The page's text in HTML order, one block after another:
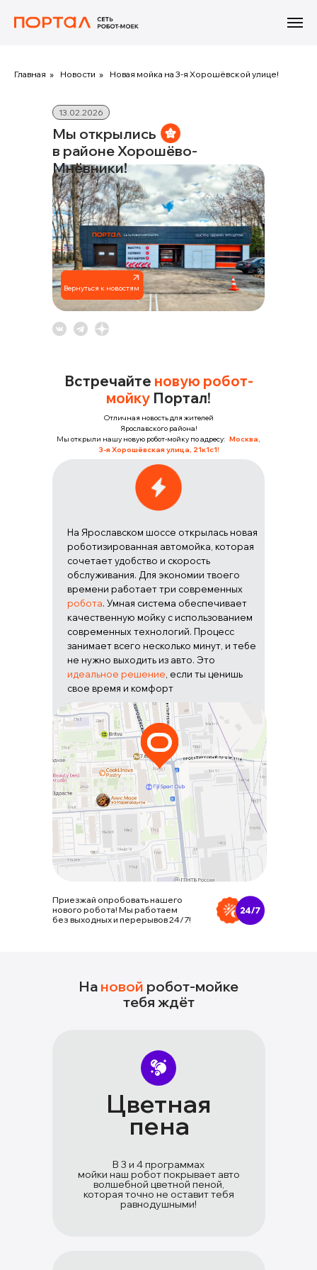
Главная » Новости » Новая мойка на 3-я Хорошёвской улице!
Мы открылись
в районе Хорошёво-
Мнёвники!
13.02.2026
Вернуться к новостям
Встречайте новую робот-
мойку Портал!
Отличная новость для жителей
Ярославского района!
Мы открыли нашу новую робот-мойку по адресу: Москва,
3-я Хорошёвская улица, 21к1с1!
Приезжай опробовать нашего
нового робота! Мы работаем
без выходных и перерывов 24/7!
На Ярославском шоссе открылась новая
роботизированная автомойка, которая
сочетает удобство и скорость
обслуживания. Для экономии твоего
времени работает три современных
робота. Умная система обеспечивает
качественную мойку с использованием
современных технологий. Процесс
занимает всего несколько минут, и тебе
не нужно выходить из авто. Это
идеальное решение , если ты ценишь
свое время и комфорт
В 3 и 4 программах
мойки наш робот покрывает авто
волшебной цветной пеной,
которая точно не оставит тебя
равнодушными!
Цветная
пена
На новой робот-мойке
тебя ждёт